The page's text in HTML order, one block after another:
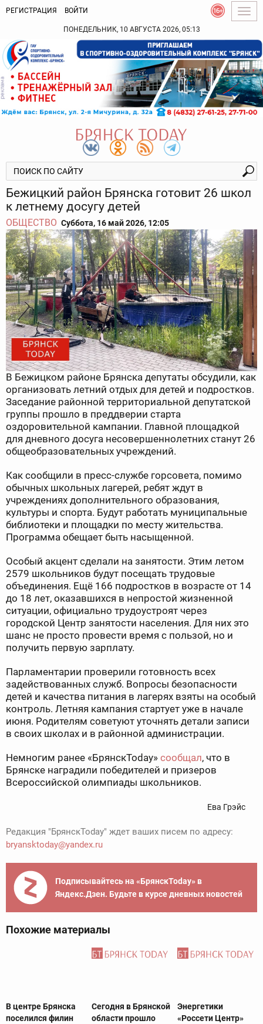
РЕГИСТРАЦИЯ ВОЙТИ
ПОНЕДЕЛЬНИК, 10 АВГУСТА 2026, 05:13
Бежицкий район Брянска готовит 26 школ
к летнему досугу детей
ОБЩЕСТВО Суббота, 16 май 2026, 12:05
В Бежицком районе Брянска депутаты обсудили, как
организовать летний отдых для детей и подростков.
Заседание районной территориальной депутатской
группы прошло в преддверии старта
оздоровительной кампании. Главной площадкой
для дневного досуга несовершеннолетних станут 26
общеобразовательных учреждений.
Как сообщили в пресс-службе горсовета, помимо
обычных школьных лагерей, ребят ждут в
учреждениях дополнительного образования,
культуры и спорта. Будут работать муниципальные
библиотеки и площадки по месту жительства.
Программа обещает быть насыщенной.
Особый акцент сделали на занятости. Этим летом
2579 школьников будут посещать трудовые
объединения. Ещё 166 подростков в возрасте от 14
до 18 лет, оказавшихся в непростой жизненной
ситуации, официально трудоустроят через
городской Центр занятости населения. Для них это
шанс не просто провести время с пользой, но и
получить первую зарплату.
Парламентарии проверили готовность всех
задействованных служб. Вопросы безопасности
детей и качества питания в лагерях взяты на особый
контроль. Летняя кампания стартует уже в начале
июня. Родителям советуют уточнять детали записи
в своих школах и в районной администрации.
Немногим ранее «БрянскToday» сообщал, что в
Брянске наградили победителей и призеров
Всероссийской олимпиады школьников.
Ева Грэйс
Редакция "БрянскToday" ждет ваших писем по адресу:
bryansktoday@yandex.ru
Подписывайтесь на «БрянскToday» в
Яндекс.Дзен. Будьте в курсе дневных новостей
Похожие материалы
В центре Брянска
поселился филин
Сегодня в Брянской
области прошло
Энергетики
«Россети Центр»